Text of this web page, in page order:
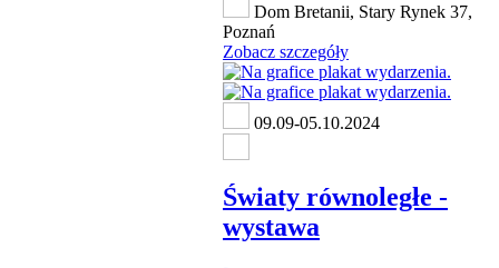
Dom Bretanii, Stary Rynek 37,
Poznań
Zobacz szczegóły
09.09-05.10.2024
Światy równoległe -
wystawa